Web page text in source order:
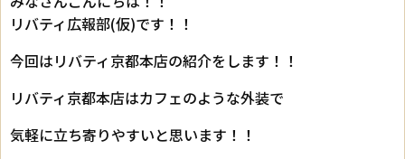
リバティ広報部(仮)です！！
今回はリバティ京都本店の紹介をします！！
リバティ京都本店はカフェのような外装で
気軽に立ち寄りやすいと思います！！